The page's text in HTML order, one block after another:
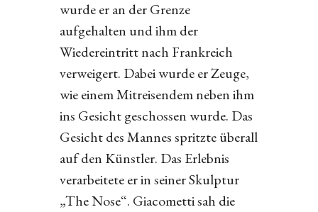
wurde er an der Grenze
aufgehalten und ihm der
Wiedereintritt nach Frankreich
verweigert. Dabei wurde er Zeuge,
wie einem Mitreisendem neben ihm
ins Gesicht geschossen wurde. Das
Gesicht des Mannes spritzte überall
auf den Künstler. Das Erlebnis
verarbeitete er in seiner Skulptur
„The Nose“. Giacometti sah die